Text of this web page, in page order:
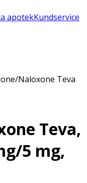
apotekKundservice
Naloxone Teva
Teva,
5 mg,